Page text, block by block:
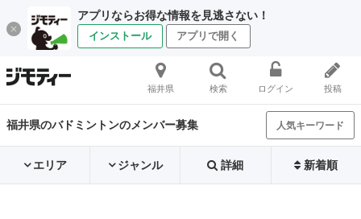
アプリならお得な情報を見逃さない！
インストール アプリで開く
福井県 検索 ログイン 投稿
福井県のバドミントンのメンバー募集 人気キーワード
エリア ジャンル 詳細 新着順